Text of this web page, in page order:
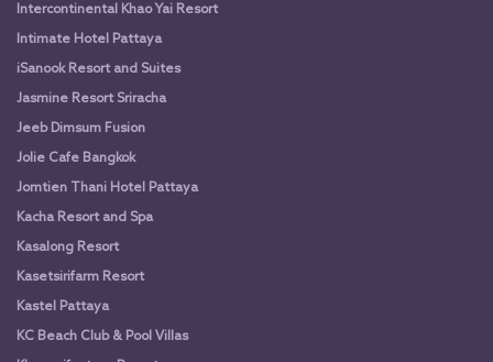
Intercontinental Khao Yai Resort
Intimate Hotel Pattaya
iSanook Resort and Suites
Jasmine Resort Sriracha
Jeeb Dimsum Fusion
Jolie Cafe Bangkok
Jomtien Thani Hotel Pattaya
Kacha Resort and Spa
Kasalong Resort
Kasetsirifarm Resort
Kastel Pattaya
KC Beach Club & Pool Villas